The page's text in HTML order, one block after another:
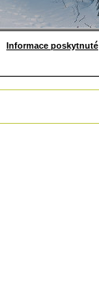
Informace poskytnuté